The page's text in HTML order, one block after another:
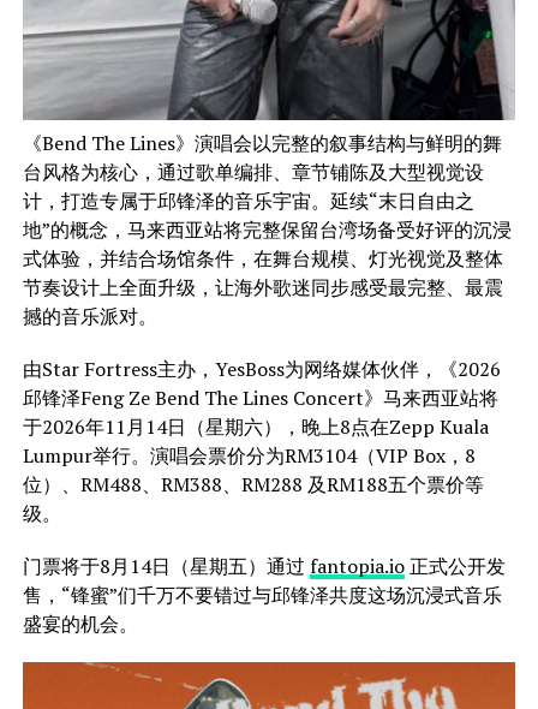
《Bend The Lines》演唱会以完整的叙事结构与鲜明的舞
台风格为核心，通过歌单编排、章节铺陈及大型视觉设
计，打造专属于邱锋泽的音乐宇宙。延续“末日自由之
地”的概念，马来西亚站将完整保留台湾场备受好评的沉浸
式体验，并结合场馆条件，在舞台规模、灯光视觉及整体
节奏设计上全面升级，让海外歌迷同步感受最完整、最震
撼的音乐派对。
由Star Fortress主办，YesBoss为网络媒体伙伴，《2026
邱锋泽Feng Ze Bend The Lines Concert》马来西亚站将
于2026年11月14日（星期六），晚上8点在Zepp Kuala
Lumpur举行。演唱会票价分为RM3104（VIP Box，8
位）、RM488、RM388、RM288 及RM188五个票价等
级。
门票将于8月14日（星期五）通过 fantopia.io正式公开发
售，“锋蜜”们千万不要错过与邱锋泽共度这场沉浸式音乐
盛宴的机会。